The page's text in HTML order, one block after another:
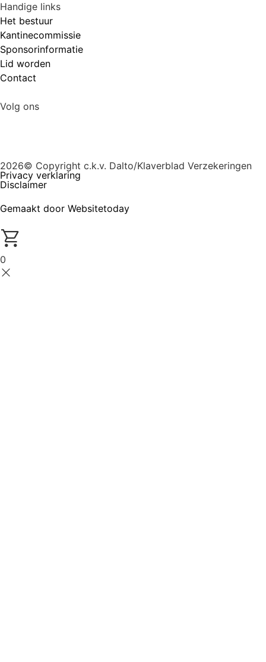
Handige links
Het bestuur
Kantinecommissie
Sponsorinformatie
Lid worden
Contact
Volg ons
2026© Copyright c.k.v. Dalto/Klaverblad Verzekeringen
Privacy verklaring
Disclaimer
Gemaakt door Websitetoday
0